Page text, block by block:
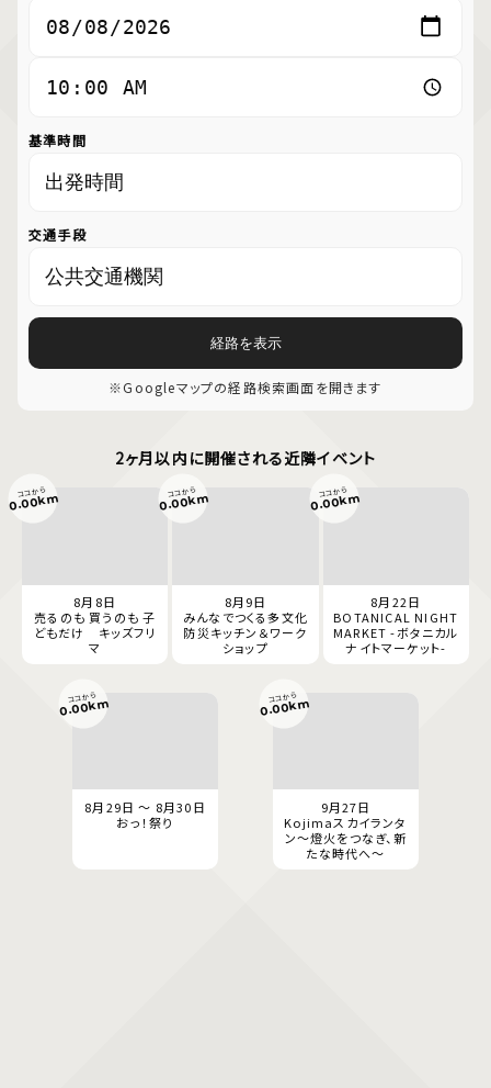
基準時間
交通手段
経路を表示
※Googleマップの経路検索画面を開きます
2ヶ月以内に開催される近隣イベント
8月8日
売るのも 買うのも 子
どもだけ キッズフリ
マ
ココから
0.00km
8月9日
みんなでつくる多文化
防災キッチン＆ワーク
ショップ
ココから
0.00km
8月22日
BOTANICAL NIGHT
MARKET -ボタニカル
ナイトマーケット-
ココから
0.00km
8月29日 ～ 8月30日
おっ！祭り
ココから
0.00km
9月27日
Kojimaスカイランタ
ン〜燈火をつなぎ、新
たな時代へ〜
ココから
0.00km